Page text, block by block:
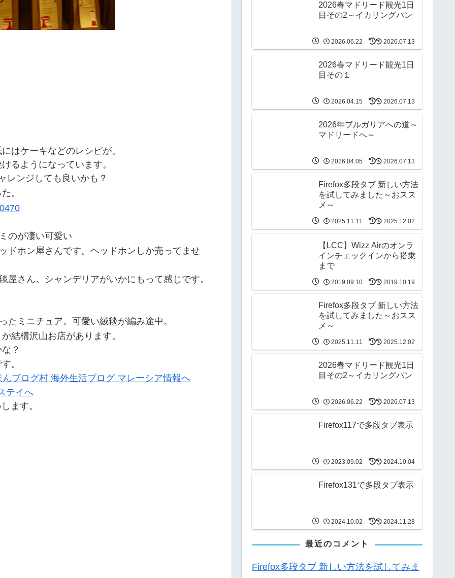
はケーキなどのレシピが。
るようになっています。
レンジしても良いかも？
。
のが凄い可愛い
ドホン屋さんです。ヘッドホンしか売ってませ
屋さん。シャンデリアがいかにもって感じです。
たミニチュア。可愛い絨毯が編み途中。
結構沢山お店があります。
？
。
ます。
2026春マドリード観光1日
目その2～イカリングパン
2026.06.22 2026.07.13
2026春マドリード観光1日
目その１
2026.04.15 2026.07.13
2026年ブルガリアへの道～
マドリードへ～
2026.04.05 2026.07.13
Firefox多段タブ 新しい方法
を試してみました～おスス
メ～
2025.11.11 2025.12.02
【LCC】Wizz Airのオンラ
インチェックインから搭乗
まで
2019.09.10 2019.10.19
Firefox多段タブ 新しい方法
を試してみました～おスス
メ～
2025.11.11 2025.12.02
2026春マドリード観光1日
目その2～イカリングパン
2026.06.22 2026.07.13
Firefox117で多段タブ表示
2023.09.02 2024.10.04
Firefox131で多段タブ表示
2024.10.02 2024.11.28
最近のコメント
Firefox多段タブ 新しい方法を試してみま